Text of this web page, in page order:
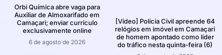
Orbi Química abre vaga para
Auxiliar de Almoxarifado em
Camaçari; enviar currículo
exclusivamente online
6 de agosto de 2026
[Vídeo] Polícia Civil apreende 64
relógios em imóvel em Camaçari
de homem apontado como líder
do tráfico nesta quinta-feira (6)